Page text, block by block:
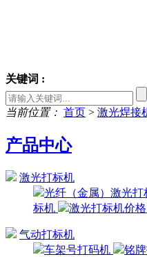
关键词 :
当前位置： 首页 > 激光焊接
产品中心
激光打标机
光纤（金属）激光打
标机
激光打标机价格
气动打标机
车架号打码机
铭